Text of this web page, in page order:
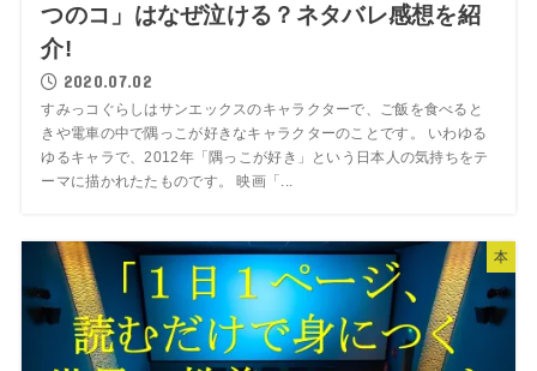
つのコ」はなぜ泣ける？ネタバレ感想を紹
介!
2020.07.02
すみっコぐらしはサンエックスのキャラクターで、ご飯を食べると
きや電車の中で隅っこが好きなキャラクターのことです。 いわゆる
ゆるキャラで、2012年「隅っこが好き」という日本人の気持ちをテ
ーマに描かれたたものです。 映画「...
本